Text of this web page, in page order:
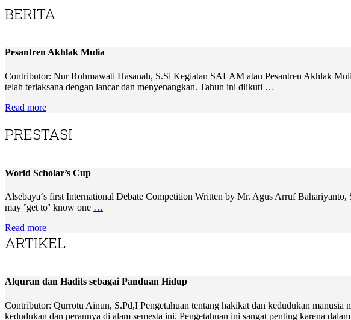
BERITA
Pesantren Akhlak Mulia
Contributor: Nur Rohmawati Hasanah, S.Si Kegiatan SALAM atau Pesantren Akhlak
telah terlaksana dengan lancar dan menyenangkan. Tahun ini diikuti …
Read more
PRESTASI
World Scholar’s Cup
Alsebaya‘s first International Debate Competition Written by Mr. Agus Arruf
may ˹get to˺ know one …
Read more
ARTIKEL
Alquran dan Hadits sebagai Panduan Hidup
Contributor: Qurrotu Ainun, S.Pd,I Pengetahuan tentang hakikat dan kedudukan manusia
kedudukan dan perannya di alam semesta ini. Pengetahuan ini sangat penting karena